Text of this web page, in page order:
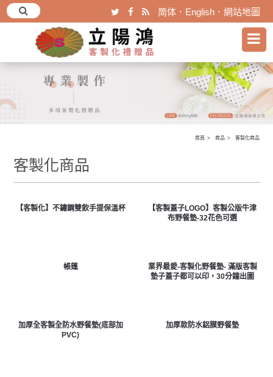
简体． English． 網站地圖
首頁 商品 客製化商品
客製化商品
【客製化】不鏽鋼雙飲手提保溫杯
【客製蓋子LOGO】客製公版牛津
布野餐墊-32花色可選
帳篷
業界最愛-客製化野餐墊- 滿版客製
墊子蓋子都可以印，30分鐘出圖
加厚全客製全防水野餐墊(底部加
PVC)
加厚款防水鋁膜野餐墊